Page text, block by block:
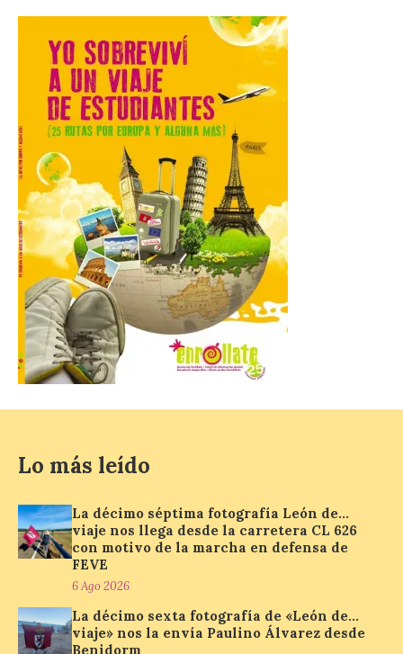
arqueológica centrará sus
trabajos en el estudio de la
organización urbana y la
vida cotidiana del poblado
y contará con la participación de
estudiantes del grado en Historia. La
excavación se complementará con
actividades de divulgación abiertas […]
El Mercado Medieval abre
sus puertas en La Bañeza
con más de 60 puestos y
un amplio programa de
animación.
6 Ago 2026
La programación
incorpora un amplio
su tradicional Mercado Medieval, que
Un viaje a la Antigüedad:
el Museo del Prado
propone un recorrido por
obras de su Colección de
inspiración clásica
Lo más leído
La décimo séptima fotografía León de…
viaje nos llega desde la carretera CL 626
con motivo de la marcha en defensa de
FEVE
6 Ago 2026
La décimo sexta fotografía de «León de…
viaje» nos la envía Paulino Álvarez desde
Benidorm